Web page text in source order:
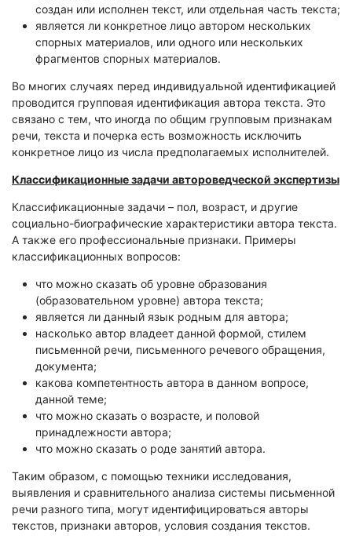
создан или исполнен текст, или отдельная часть текста;
является ли конкретное лицо автором нескольких
спорных материалов, или одного или нескольких
фрагментов спорных материалов.
Во многих случаях перед индивидуальной идентификацией
проводится групповая идентификация автора текста. Это
связано с тем, что иногда по общим групповым признакам
речи, текста и почерка есть возможность исключить
конкретное лицо из числа предполагаемых исполнителей.
Классификационные задачи автороведческой экспертизы
Классификационные задачи – пол, возраст, и другие
социально-биографические характеристики автора текста.
А также его профессиональные признаки. Примеры
классификационных вопросов:
что можно сказать об уровне образования
(образовательном уровне) автора текста;
является ли данный язык родным для автора;
насколько автор владеет данной формой, стилем
письменной речи, письменного речевого обращения,
документа;
какова компетентность автора в данном вопросе,
данной теме;
что можно сказать о возрасте, и половой
принадлежности автора;
что можно сказать о роде занятий автора.
Таким образом, с помощью техники исследования,
выявления и сравнительного анализа системы письменной
речи разного типа, могут идентифицироваться авторы
текстов, признаки авторов, условия создания текстов.